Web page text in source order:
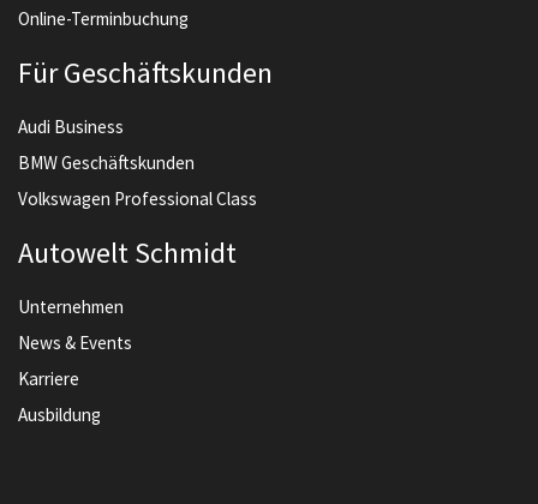
Online-Terminbuchung
Für Geschäftskunden
Audi Business
BMW Geschäftskunden
Volkswagen Professional Class
Autowelt Schmidt
Unternehmen
News & Events
Karriere
Ausbildung